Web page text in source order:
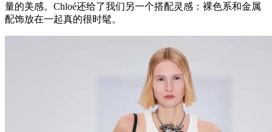
量的美感。Chloé还给了我们另一个搭配灵感：裸色系和金属
配饰放在一起真的很时髦。